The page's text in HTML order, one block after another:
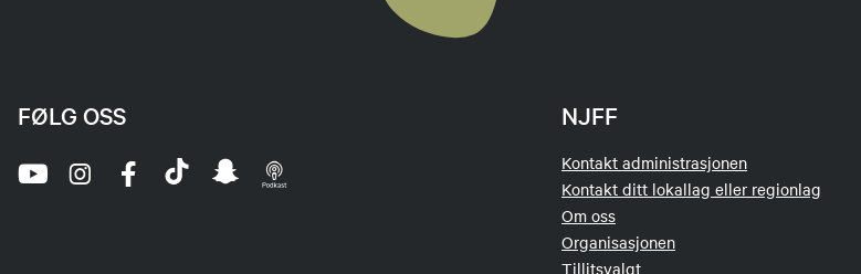
NJFF
Kontakt administrasjonen
Kontakt ditt lokallag eller regionlag
Om oss
Organisasjonen
Tillitsvalgt
FØLG OSS